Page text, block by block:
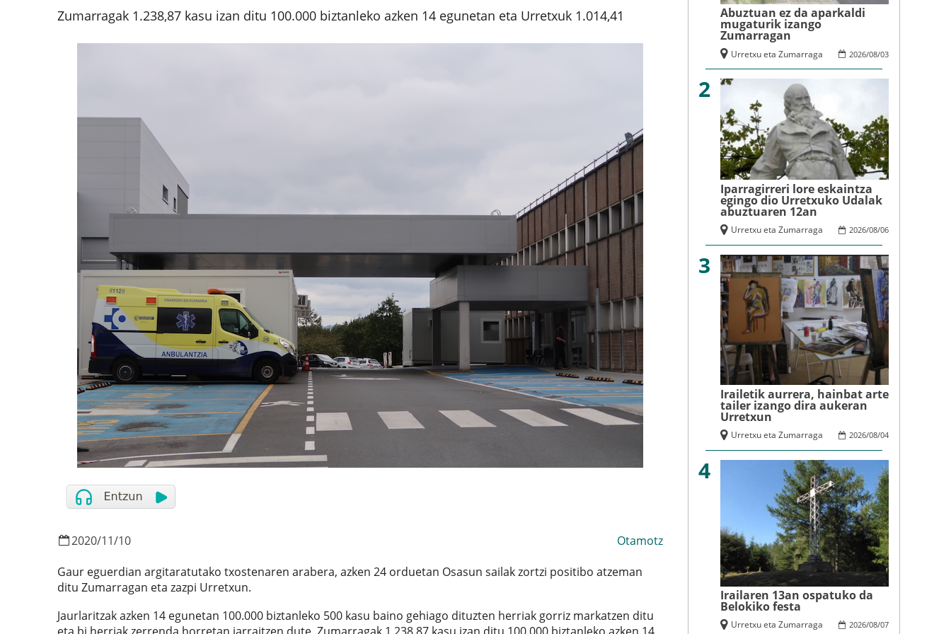
Zumarragak 1.238,87 kasu izan ditu 100.000 biztanleko azken 14 egunetan eta Urretxuk 1.014,41
2020/11/10
Otamotz
Gaur eguerdian argitaratutako txostenaren arabera, azken 24 orduetan Osasun sailak zortzi positibo atzeman
ditu Zumarragan eta zazpi Urretxun.
Jaurlaritzak azken 14 egunetan 100.000 biztanleko 500 kasu baino gehiago dituzten herriak gorriz markatzen ditu
Abuztuan ez da aparkaldi
mugaturik izango
Zumarragan
2026/08/03
Urretxu eta Zumarraga
2
Iparragirreri lore eskaintza
egingo dio Urretxuko Udalak
abuztuaren 12an
2026/08/06
Urretxu eta Zumarraga
3
Irailetik aurrera, hainbat arte
tailer izango dira aukeran
Urretxun
2026/08/04
Urretxu eta Zumarraga
4
Irailaren 13an ospatuko da
Belokiko festa
2026/08/07
Urretxu eta Zumarraga